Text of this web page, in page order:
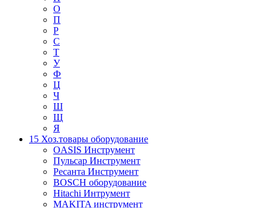
О
П
Р
С
Т
У
Ф
Ц
Ч
Ш
Щ
Я
15 Хоз.товары оборудование
OASIS Инструмент
Пульсар Инструмент
Ресанта Инструмент
BOSCH оборудование
Hitachi Интрумент
MAKITA инструмент